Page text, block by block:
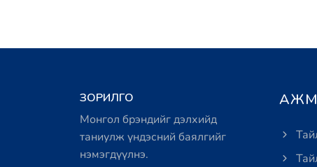
ЗОРИЛГО
Монгол брэндийг дэлхийд
таниулж үндэсний баялгийг
нэмэгдүүлнэ.